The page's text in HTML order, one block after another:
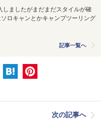
しましたがまだまだスタイルが確
ロキャンとかキャンプツーリング
記事一覧へ
次の記事へ